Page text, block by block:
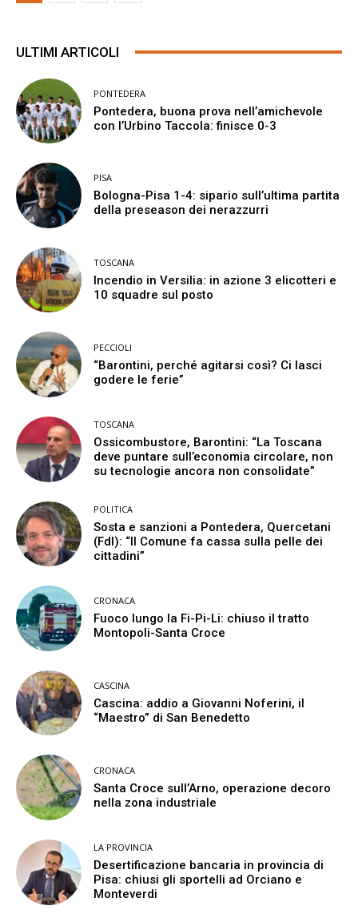
ULTIMI ARTICOLI
PONTEDERA
Pontedera, buona prova nell’amichevole
con l’Urbino Taccola: finisce 0-3
PISA
Bologna-Pisa 1-4: sipario sull’ultima partita
della preseason dei nerazzurri
TOSCANA
Incendio in Versilia: in azione 3 elicotteri e
10 squadre sul posto
PECCIOLI
“Barontini, perché agitarsi così? Ci lasci
godere le ferie”
TOSCANA
Ossicombustore, Barontini: “La Toscana
deve puntare sull’economia circolare, non
su tecnologie ancora non consolidate”
POLITICA
Sosta e sanzioni a Pontedera, Quercetani
(FdI): “Il Comune fa cassa sulla pelle dei
cittadini”
CRONACA
Fuoco lungo la Fi-Pi-Li: chiuso il tratto
Montopoli-Santa Croce
CASCINA
Cascina: addio a Giovanni Noferini, il
“Maestro” di San Benedetto
CRONACA
Santa Croce sull’Arno, operazione decoro
nella zona industriale
LA PROVINCIA
Desertificazione bancaria in provincia di
Pisa: chiusi gli sportelli ad Orciano e
Monteverdi